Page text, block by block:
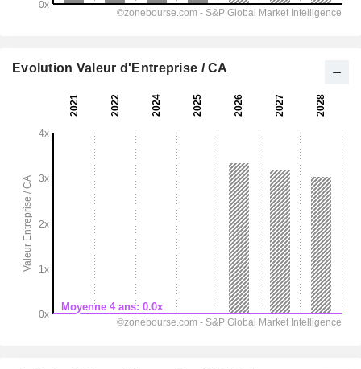
Evolution Valeur d'Entreprise / CA